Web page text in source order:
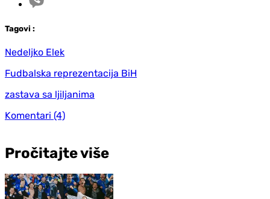
Tagovi :
Nedeljko Elek
Fudbalska reprezentacija BiH
zastava sa ljiljanima
Komentari (4)
Pročitajte više